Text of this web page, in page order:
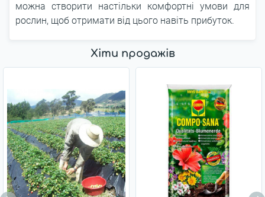
можна створити настільки комфортні умови для
рослин, щоб отримати від цього навіть прибуток.
Хіти продажів